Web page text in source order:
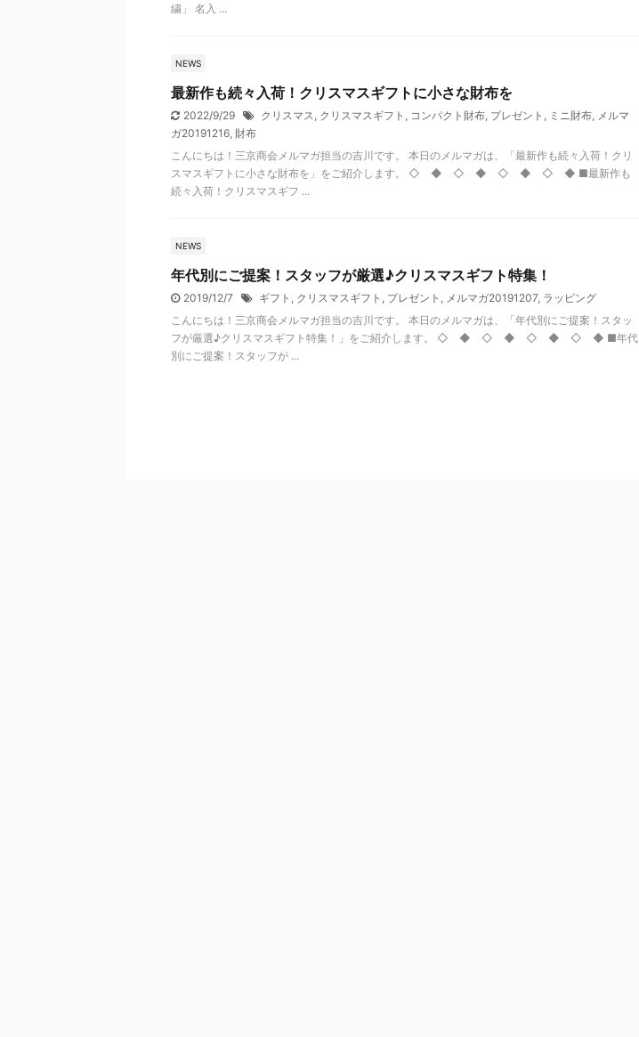
繍」 名入 ...
NEWS
最新作も続々入荷！クリスマスギフトに小さな財布を
2022/9/29 クリスマス, クリスマスギフト , コンパクト財布, プレゼント , ミニ財布, メルマ
ガ20191216, 財布
こんにちは！三京商会メルマガ担当の吉川です。 本日のメルマガは、「最新作も続々入荷！クリ
スマスギフトに小さな財布を」をご紹介します。 ◇ ◆ ◇ ◆ ◇ ◆ ◇ ◆ ■最新作も
続々入荷！クリスマスギフ ...
NEWS
年代別にご提案！スタッフが厳選♪クリスマスギフト特集！
2019/12/7 ギフト , クリスマスギフト , プレゼント , メルマガ20191207, ラッピング
こんにちは！三京商会メルマガ担当の吉川です。 本日のメルマガは、「年代別にご提案！スタッ
フが厳選♪クリスマスギフト特集！」をご紹介します。 ◇ ◆ ◇ ◆ ◇ ◆ ◇ ◆ ■年代
別にご提案！スタッフが ...